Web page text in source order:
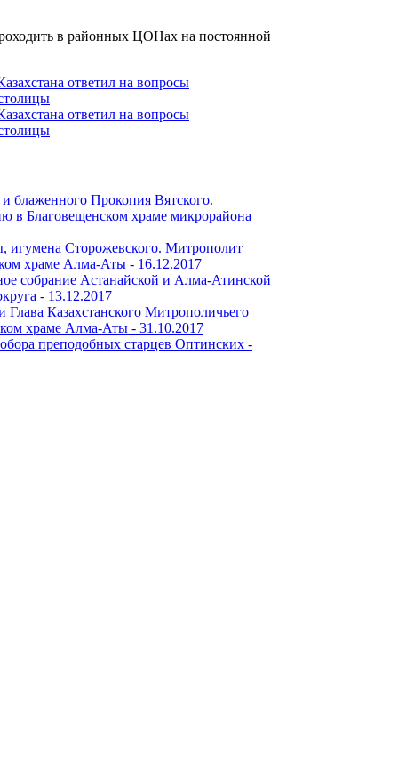
в районных ЦОНах на постоянной
блаженного Прокопия Вятского.
в Благовещенском храме микрорайона
игумена Сторожевского. Митрополит
храме Алма-Аты - 16.12.2017
собрание Астанайской и Алма-Атинской
- 13.12.2017
Глава Казахстанского Митрополичьего
храме Алма-Аты - 31.10.2017
преподобных старцев Оптинских -